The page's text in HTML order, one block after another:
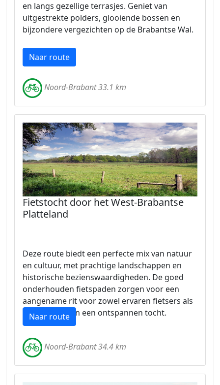
en langs gezellige terrasjes. Geniet van
uitgestrekte polders, glooiende bossen en
bijzondere vergezichten op de Brabantse Wal.
Naar route
Noord-Brabant 33.1 km
Fietstocht door het West-Brabantse
Platteland
Deze route biedt een perfecte mix van natuur
en cultuur, met prachtige landschappen en
historische bezienswaardigheden. De goed
onderhouden fietspaden zorgen voor een
aangename rit voor zowel ervaren fietsers als
liefhebbers van een ontspannen tocht.
Naar route
Noord-Brabant 34.4 km